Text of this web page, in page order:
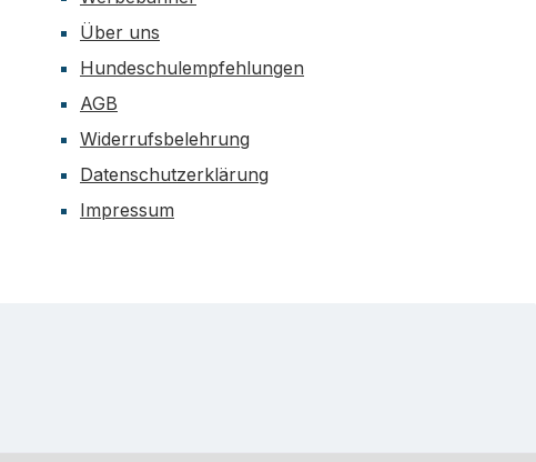
Über uns
Hundeschulempfehlungen
AGB
Widerrufsbelehrung
Datenschutzerklärung
Impressum